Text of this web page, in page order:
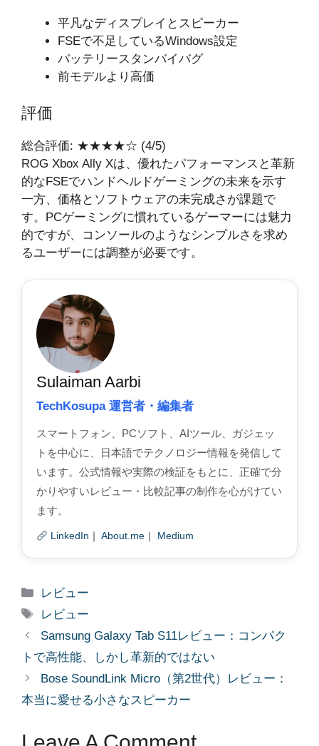
平凡なディスプレイとスピーカー
FSEで不足しているWindows設定
バッテリースタンバイバグ
前モデルより高価
評価
総合評価: ★★★★☆ (4/5)
ROG Xbox Ally Xは、優れたパフォーマンスと革新
的なFSEでハンドヘルドゲーミングの未来を示す
一方、価格とソフトウェアの未完成さが課題で
す。PCゲーミングに慣れているゲーマーには魅力
的ですが、コンソールのようなシンプルさを求め
るユーザーには調整が必要です。
Sulaiman Aarbi
TechKosupa 運営者・編集者
スマートフォン、PCソフト、AIツール、ガジェッ
トを中心に、日本語でテクノロジー情報を発信して
います。公式情報や実際の検証をもとに、正確で分
かりやすいレビュー・比較記事の制作を心がけてい
ます。
LinkedIn ｜ About.me｜ Medium
Categories
レビュー
Tags
レビュー
Samsung Galaxy Tab S11レビュー：コンパク
トで高性能、しかし革新的ではない
Bose SoundLink Micro（第2世代）レビュー：
本当に愛せる小さなスピーカー